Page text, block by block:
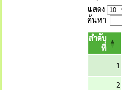
แสดง
ค้นหา
ลำดับ
ที่
1
2